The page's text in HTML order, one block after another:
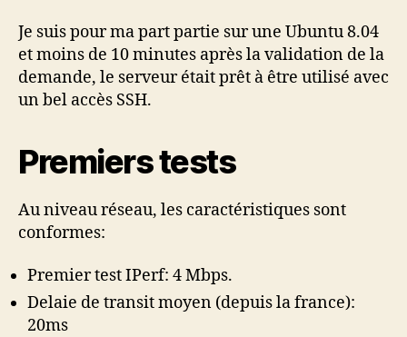
Je suis pour ma part partie sur une Ubuntu 8.04
et moins de 10 minutes après la validation de la
demande, le serveur était prêt à être utilisé avec
un bel accès SSH.
Premiers tests
Au niveau réseau, les caractéristiques sont
conformes:
Premier test IPerf: 4 Mbps.
Delaie de transit moyen (depuis la france):
20ms